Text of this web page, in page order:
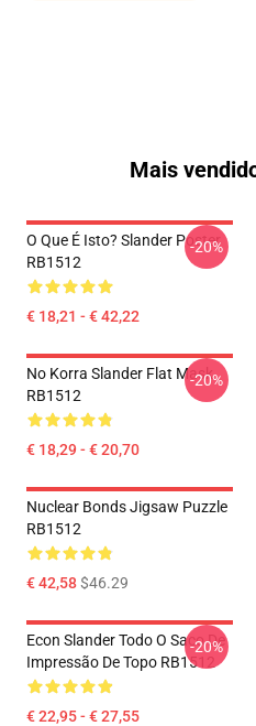
Mais
O Que É Isto? Slander Poster
RB1512
€ 18,21 - € 42,22
-20%
No Korra Slander Flat Mask
RB1512
€ 18,29 - € 20,70
-20%
Nuclear Bonds Jigsaw Puzzle
RB1512
€ 42,58$46.29
Econ Slander Todo O Saco De
Impressão De Topo RB1512
€ 22,95 - € 27,55
-20%